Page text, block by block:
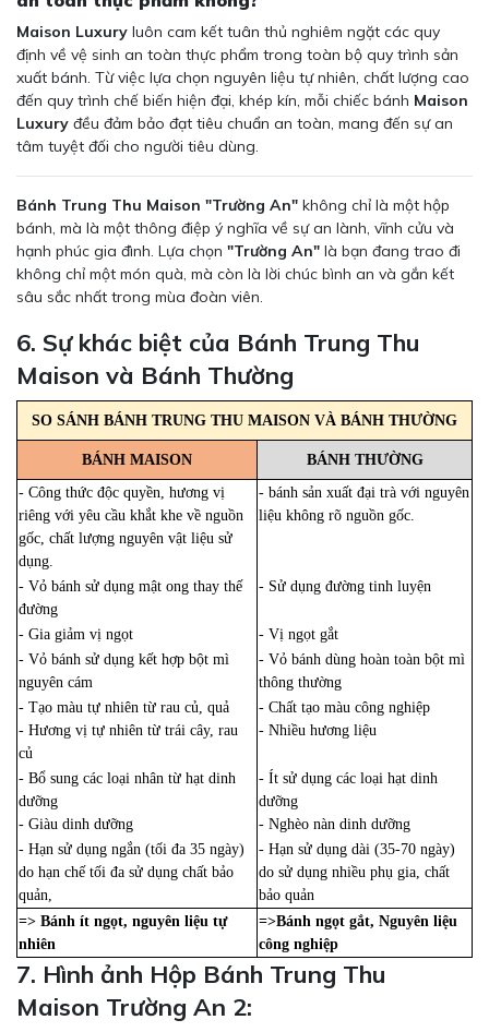
Maison Luxury luôn cam kết tuân thủ nghiêm ngặt các quy
định về vệ sinh an toàn thực phẩm trong toàn bộ quy trình sản
xuất bánh. Từ việc lựa chọn nguyên liệu tự nhiên, chất lượng cao
đến quy trình chế biến hiện đại, khép kín, mỗi chiếc bánh Maison
Luxury đều đảm bảo đạt tiêu chuẩn an toàn, mang đến sự an
tâm tuyệt đối cho người tiêu dùng.
Bánh Trung Thu Maison "Trường An" không chỉ là một hộp
bánh, mà là một thông điệp ý nghĩa về sự an lành, vĩnh cửu và
hạnh phúc gia đình. Lựa chọn "Trường An" là bạn đang trao đi
không chỉ một món quà, mà còn là lời chúc bình an và gắn kết
sâu sắc nhất trong mùa đoàn viên.
6. Sự khác biệt của Bánh Trung Thu
Maison và Bánh Thường
SO SÁNH BÁNH TRUNG THU MAISON VÀ BÁNH THƯỜNG
BÁNH MAISON
BÁNH THƯỜNG
- Công thức độc quyền, hương vị
riêng với yêu cầu khắt khe về nguồn
gốc, chất lượng nguyên vật liệu sử
dụng.
- bánh sản xuất đại trà với nguyên
liệu không rõ nguồn gốc.
- Vỏ bánh sử dụng mật ong thay thế
đường
- Sử dụng đường tinh luyện
- Gia giảm vị ngọt
- Vị ngọt gắt
- Vỏ bánh sử dụng kết hợp bột mì
nguyên cám
- Vỏ bánh dùng hoàn toàn bột mì
thông thường
- Tạo màu tự nhiên từ rau củ, quả
- Hương vị tự nhiên từ trái cây, rau
củ
- Chất tạo màu công nghiệp
- Nhiều hương liệu
- Bổ sung các loại nhân từ hạt dinh
dưỡng
- Giàu dinh dưỡng
- Ít sử dụng các loại hạt dinh
dưỡng
- Nghèo nàn dinh dưỡng
- Hạn sử dụng ngắn (tối đa 35 ngày)
do hạn chế tối đa sử dụng chất bảo
quản,
- Hạn sử dụng dài (35-70 ngày)
do sử dụng nhiều phụ gia, chất
bảo quản
=> Bánh ít ngọt, nguyên liệu tự
nhiên
=>Bánh ngọt gắt, Nguyên liệu
công nghiệp
7. Hình ảnh Hộp Bánh Trung Thu
Maison Trường An 2: